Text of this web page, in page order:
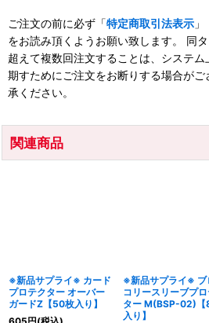
ご注文の前に必ず「特定商取引法表示 」
をお読み頂くようお願い致します。 同
超えて複数回注文することは、システ
期すためにご注文をお断りする場合が
承ください。
関連商品
※新品サプライ※ カード
プロテクター オーバー
ガードZ【50枚入り】
※新品サプライ※ ブ
コリースリーブプロ
ター M(BSP-02)【
入り】